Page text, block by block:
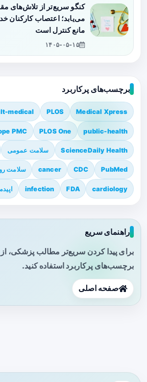
کنگو سریع‌تر از تلاش‌های
می‌یابد؛ اعتصاب کارکنان
مانع کنترل است
۱۴۰۵-۰۵-۱۵
برچسب‌های پرکاربرد
Medical Xpress
PLOS
medical
public-health
PLOS One
PMC
ScienceDaily Health سلامت عمومی
PubMed
CDC
cancer سلامت
cardiology
FDA
infection
راهنمای سریع
برای پیدا کردن سریع‌تر مطالب پزشکی،
برچسب‌های پرکاربرد استفاده کنید.
صفحه اصلی